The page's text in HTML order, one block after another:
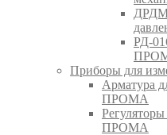
РД-
Приборы для
Арматура
ПРОМА
ПРОМА